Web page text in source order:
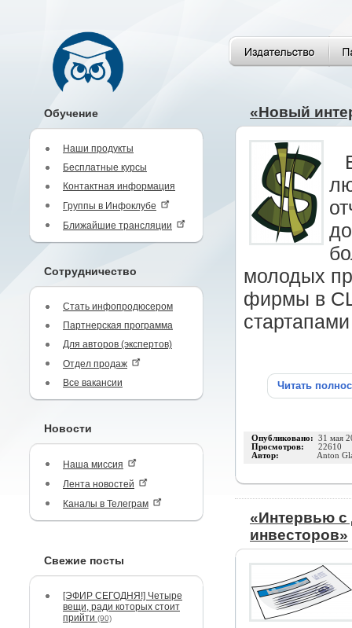
Обучение
Наши продукты
Бесплатные курсы
Контактная информация
Группы в Инфоклубе
Ближайшие трансляции
Сотрудничество
Стать инфопродюсером
Партнерская программа
Для авторов (экспертов)
Отдел продаж
Все вакансии
Новости
Наша миссия
Лента новостей
Каналы в Телеграм
Свежие посты
[ЭФИР СЕГОДНЯ!] Четыре
вещи, ради которых стоит
прийти (90)
«Новый
молодых
фирмы в
Читать
Опубликовано: 31 мая
Просмотров: 22610
Автор: Anton
«Интервью с
инвесторов»